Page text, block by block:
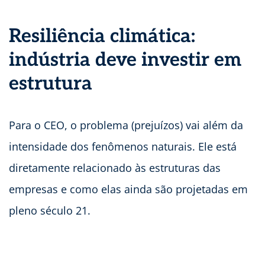
Resiliência climática:
indústria deve investir em
estrutura
Para o CEO, o problema (prejuízos) vai além da
intensidade dos fenômenos naturais. Ele está
diretamente relacionado às estruturas das
empresas e como elas ainda são projetadas em
pleno século 21.